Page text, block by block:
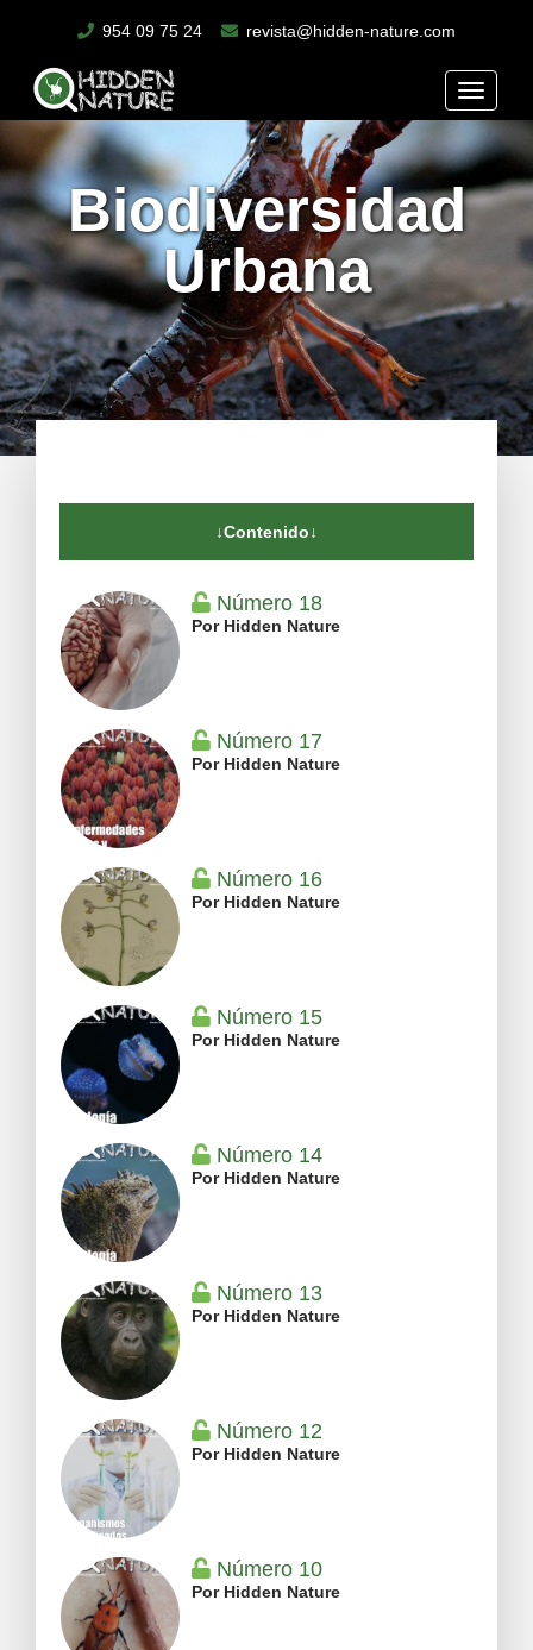
954 09 75 24 revista@hidden-nature.com
Toggle
Biodiversidad
Urbana
↓Contenido↓
Número 18
Por Hidden Nature
Número 17
Por Hidden Nature
Número 16
Por Hidden Nature
Número 15
Por Hidden Nature
Número 14
Por Hidden Nature
Número 13
Por Hidden Nature
Número 12
Por Hidden Nature
Número 10
Por Hidden Nature